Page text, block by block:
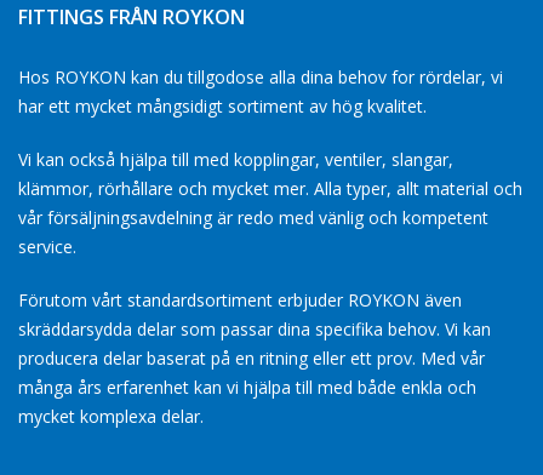
FITTINGS FRÅN ROYKON
Hos ROYKON kan du tillgodose alla dina behov for rördelar, vi
har ett mycket mångsidigt sortiment av hög kvalitet.
Vi kan också hjälpa till med kopplingar, ventiler, slangar,
klämmor, rörhållare och mycket mer. Alla typer, allt material och
vår försäljningsavdelning är redo med vänlig och kompetent
service.
Förutom vårt standardsortiment erbjuder ROYKON även
skräddarsydda delar som passar dina specifika behov. Vi kan
producera delar baserat på en ritning eller ett prov. Med vår
många års erfarenhet kan vi hjälpa till med både enkla och
mycket komplexa delar.